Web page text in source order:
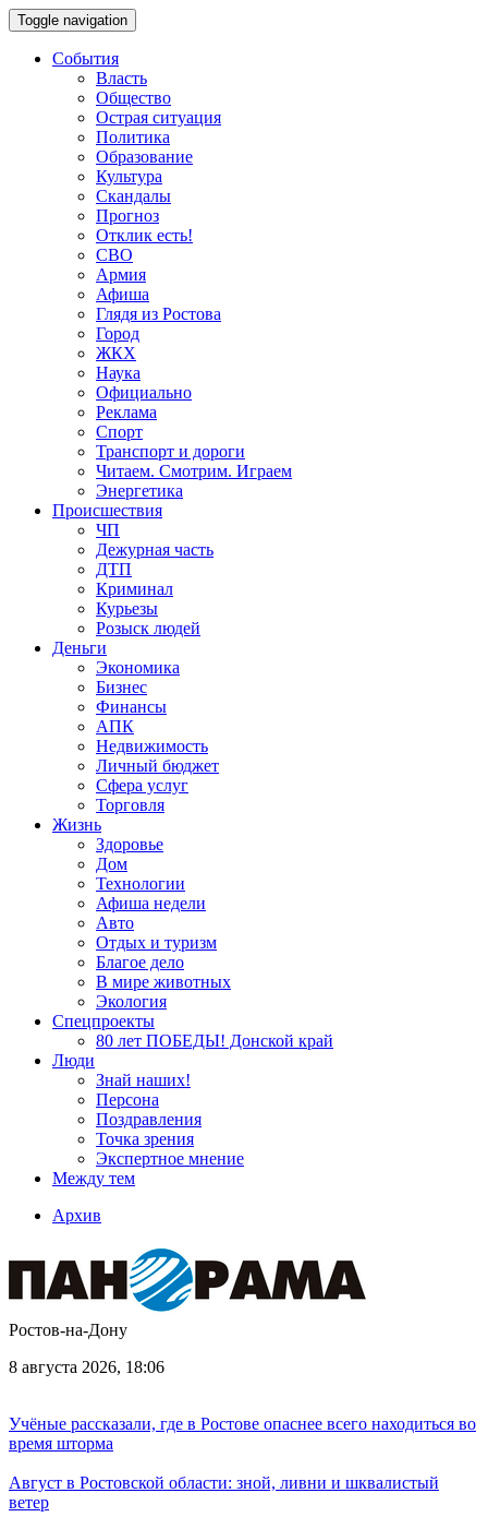
Toggle navigation
События
Власть
Общество
Острая ситуация
Политика
Образование
Культура
Скандалы
Прогноз
Отклик есть!
СВО
Армия
Афиша
Глядя из Ростова
Город
ЖКХ
Наука
Официально
Реклама
Спорт
Транспорт и дороги
Читаем. Смотрим. Играем
Энергетика
Происшествия
ЧП
Дежурная часть
ДТП
Криминал
Курьезы
Розыск людей
Деньги
Экономика
Бизнес
Финансы
АПК
Недвижимость
Личный бюджет
Сфера услуг
Торговля
Жизнь
Здоровье
Дом
Технологии
Афиша недели
Авто
Отдых и туризм
Благое дело
В мире животных
Экология
Спецпроекты
80 лет ПОБЕДЫ! Донской край
Люди
Знай наших!
Персона
Поздравления
Точка зрения
Экспертное мнение
Между тем
Архив
Ростов-на-Дону
8 августа 2026, 18:06
Учёные рассказали, где в Ростове опаснее всего находиться во
время шторма
Август в Ростовской области: зной, ливни и шквалистый
ветер